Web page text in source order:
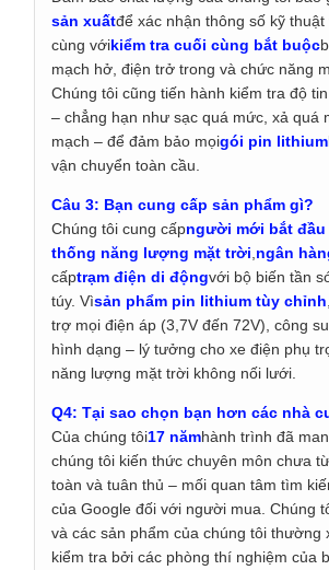
sản xuấtđể xác nhận thông số kỹ thuật
cùng vớikiểm tra cuối cùng bắt buộc
mạch hở, điện trở trong và chức năng
Chúng tôi cũng tiến hành kiểm tra độ
– chẳng hạn như sạc quá mức, xả quá
mạch – để đảm bảo mọigói pin lithium
vận chuyển toàn cầu.
Câu 3: Bạn cung cấp sản phẩm gì?
Chúng tôi cung cấpngười mới bắt đầu
thống năng lượng mặt trời ngân
cấptrạm điện di độngvới bộ biến tần
túy. Vìsản phẩm pin lithium tùy chỉnh
trợ mọi điện áp (3,7V đến 72V), công
hình dạng – lý tưởng cho xe điện phụ
năng lượng mặt trời không nối lưới.
Q4: Tại sao chọn bạn hơn các nhà
Của chúng tôi17 nămhành trình đã
chúng tôi kiến ​​thức chuyên môn chưa
toàn và tuân thủ – mối quan tâm tìm
của Google đối với người mua. Chúng
và các sản phẩm của chúng tôi thường
kiểm tra bởi các phòng thí nghiệm của